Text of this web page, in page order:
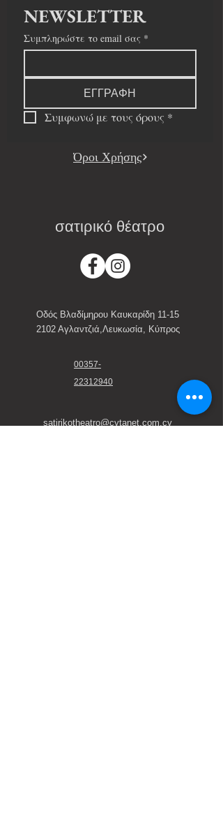
NEWSLETTER
Συμπληρώστε το email σας *
ΕΓΓΡΑΦΗ
Συμφωνώ με τους όρους *
Όροι Χρήσης
σατιρικό θέατρο
Οδός Βλαδίμηρου Καυκαρίδη 11-15
2102 Αγλαντζιά,Λευκωσία, Κύπρος
00357-
22312940
satirikotheatro@cytanet.com.cy